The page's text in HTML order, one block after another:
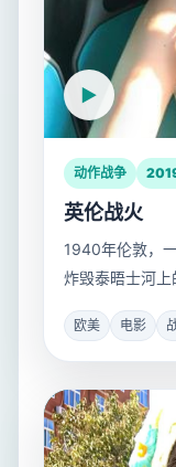
动作战争
英伦战火
1940年伦敦，
炸毁泰晤士河上
欧美 电影